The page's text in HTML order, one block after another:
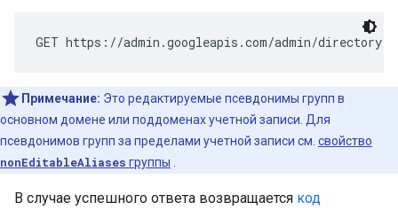
GET https://admin.googleapis.com/admin/directory/
Примечание: Это редактируемые псевдонимы групп в
основном домене или поддоменах учетной записи. Для
псевдонимов групп за пределами учетной записи см. свойство
nonEditableAliases группы
В случае успешного ответа возвращается код